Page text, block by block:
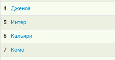
4 Дженоа
5 Интер
6 Кальяри
7 Комо